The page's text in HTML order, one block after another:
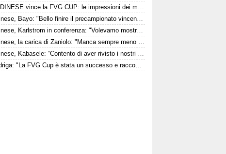
L'UDINESE vince la FVG CUP: le impressioni dei match contro Barcellona e Nottingham Forest
Udinese, Bayo: "Bello finire il precampionato vincendo contro una grande come il Barcellona davanti a un fantastico pubblico"
Udinese, Karlstrom in conferenza: "Volevamo mostrare di essere pronti per la stagione"
Udinese, la carica di Zaniolo: "Manca sempre meno e sarà ancora tutto più bello"
Udinese, Kabasele: “Contento di aver rivisto i nostri tifosi”
Fedriga: "La FVG Cup è stata un successo e racconta quanto lontano possiamo arrivare come regione"